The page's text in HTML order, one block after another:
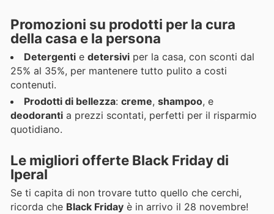
Promozioni su prodotti per la cura
della casa e la persona
Detergenti e detersivi per la casa, con sconti dal
25% al 35%, per mantenere tutto pulito a costi
contenuti.
Prodotti di bellezza: creme, shampoo, e
deodoranti a prezzi scontati, perfetti per il risparmio
quotidiano.
Le migliori offerte Black Friday di
Iperal
Se ti capita di non trovare tutto quello che cerchi,
ricorda che Black Friday è in arrivo il 28 novembre!